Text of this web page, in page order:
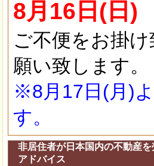
8月16日(日)
ご不便をお掛
願い致します。
※8月17日(月)
す。
非居住者が日本国内の不動産
アドバイス